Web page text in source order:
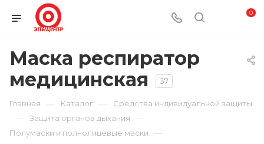
0
Маска респиратор
медицинская
37
Главная — Каталог — Средства индивидуальной защиты
— Защита органов дыхания —
Полумаски и полнолицевые маски —